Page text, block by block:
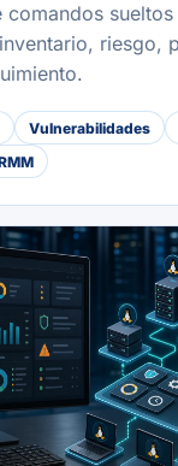
comandos
riesgo,
Vulnerabilidades